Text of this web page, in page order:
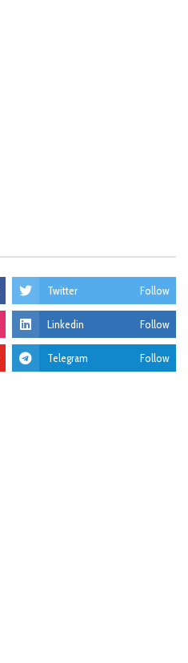
Twitter Follow
Linkedin Follow
Telegram Follow